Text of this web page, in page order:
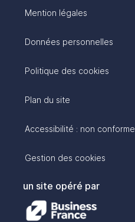
Mention légales
Données personnelles
Politique des cookies
Plan du site
Accessibilité : non conforme
Gestion des cookies
un site opéré par